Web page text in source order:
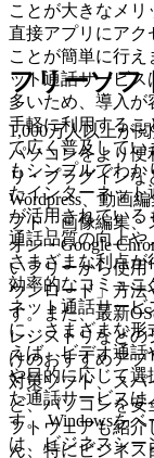
ことが大きなメ
直接アプリにアク
ことが簡単に行え
ット通話サービス
多いため、導入
手軽に利用するこ
て広く普及してい
もシンプルでわか
たインターネッ
が活用されている
通話品質の向上や
さまざまな利点
効率的なコミュニ
ネット通話サービ
に、さまざまな形
えば、ビデオ通話
や目的に応じて選
た通話サービスは
す。 Windowsを
は、ビジネスシ
フリーソフ
1,000万人以上が
パソコンをより便
リ・プラグイン
Wordpress、動画
フト、画像編集、
オン・Google
いフリーから使
ウンロード」方法
す。また、最新
レジストリなどの
けのおすすめアプ
対策ソフト、スパ
ど、パソコンを安
フトウェアも紹介
ん、特にビジネ